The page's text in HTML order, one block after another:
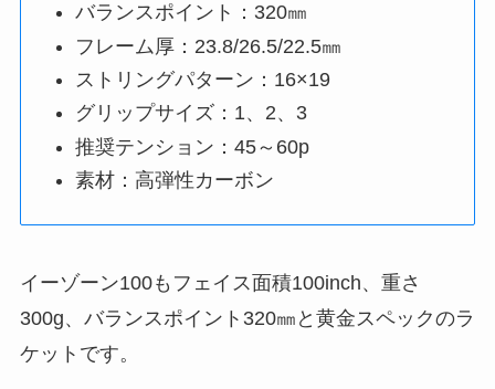
バランスポイント：320㎜
フレーム厚：23.8/26.5/22.5㎜
ストリングパターン：16×19
グリップサイズ：1、2、3
推奨テンション：45～60p
素材：高弾性カーボン
イーゾーン100もフェイス面積100inch、重さ
300g、バランスポイント320㎜と黄金スペックのラ
ケットです。